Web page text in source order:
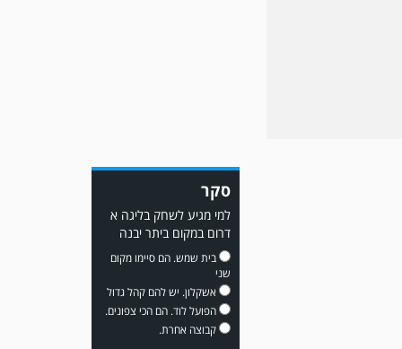
משחק אימון: מכבי יבנה גברה
על ביתר נורדיה 1-4. כבש
למכבי ׳צבי׳ יבנה : ▫️ מיקו ממן
▫️אליאור משלי ▫️גול עצמי ▫️קובי
מור
סקר
למי מגיע לשחק בליגה א
דרום במקום ביתר יבנה
בית שמש. הם סיימו מקום
שני
אשקלון. יש להם קהל גדול
הפועל לוד. הם הכי צפונים.
קבוצה אחרת.